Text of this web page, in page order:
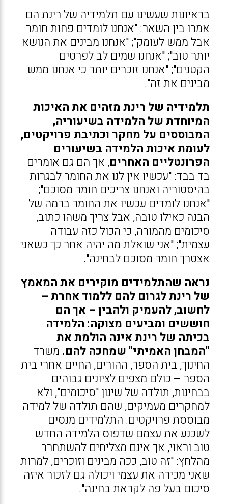
בראיונות שעשינו עם תלמידיה של רינת הם
אמרו בין השאר: "אנחנו לומדים פחות חומר
אבל ממש לעומק"; "אנחנו מבינים את הנושא
יותר טוב"; "אנחנו שמים לב לפרטים
הקטנים"; "אנחנו זוכרים יותר כי אנחנו ממש
מבינים את זה".
תלמידיה של רינת מזהים את האיכות
המיוחדת של הלמידה בשיעוריה,
המבוססים על מחקר וכתיבת פרויקטים,
לעומת איכות הלמידה בשיעורים
הפרונטליים האחרים, אך הם גם אומרים
בד בבד: "עכשיו אין לנו את החומר לבגרות
בהיסטוריה ואנחנו צריכים חומר מסוכם";
"אנחנו לומדים עכשיו את החומר ברמה של
הבנה כאילו טובה, אבל צריך משהו כתוב,
סיכומים מהמורה, כי הכול כזה עבודה
עצמית"; "אני שואלת מה יהיה אחר כך כשאני
אצטרך חומר מסוכם לבחינה".
נראה שהתלמידים מוקירים את המאמץ
של רינת לגרום להם ללמוד אחרת –
לחשוב, להעמיק ולהבין – אך הם
חוששים ומביעים מצוקה: הלמידה
בכיתה של רינת אינה הולמת את
"המבחן האמיתי" שמחכה להם. משרד
החינוך, בית הספר, ההורים, החיים אחרי בית
הספר – כולם מצפים לציונים גבוהים
בבחינות, תולדה של שינון "סיכומים", ולא
למחקרים מעמיקים, שהם תולדה של למידה
מבוססת פרויקטים. התלמידים מנסים
לשכנע את עצמם שדפוס הלמידה החדש
טוב וראוי, אך אינם מצליחים להשתחרר
מהלחץ: "זה טוב, ככה מבינים וזוכרים, למרות
שאני מכירה את עצמי ויכולה גם לזכור איזה
סיכום בעל פה לקראת בחינה".